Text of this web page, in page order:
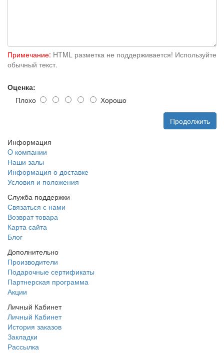
Примечание: HTML разметка не поддерживается! Используйте
обычный текст.
Оценка:
Плохо
Хорошо
Продолжить
Информация
O компании
Наши залы
Информация о доставке
Условия и положения
Служба поддержки
Связаться с нами
Возврат товара
Карта сайта
Блог
Дополнительно
Производители
Подарочные сертификаты
Партнерская программа
Акции
Личный Кабинет
Личный Кабинет
История заказов
Закладки
Рассылка